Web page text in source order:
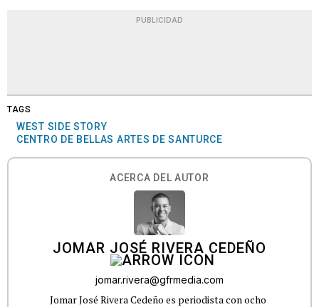
PUBLICIDAD
TAGS
WEST SIDE STORY
CENTRO DE BELLAS ARTES DE SANTURCE
ACERCA DEL AUTOR
JOMAR JOSÉ RIVERA CEDEÑO
jomar.rivera@gfrmedia.com
Jomar José Rivera Cedeño es periodista con ocho